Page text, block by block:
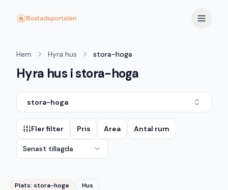
Hem Hyra hus stora-hoga
Hyra hus i stora-hoga
stora-hoga
Fler filter Pris Area Antal rum
Senast tillagda
Plats: stora-hoga Hus